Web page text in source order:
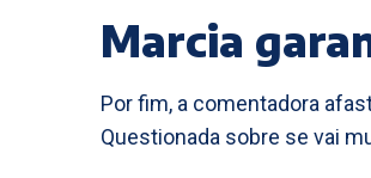
Marcia
Por fim, a comentadora
Questionada sobre se vai